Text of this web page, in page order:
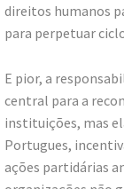
direitos humanos
para perpetuar
E pior, a
central para a
instituições, mas
Portugues,
ações partidárias